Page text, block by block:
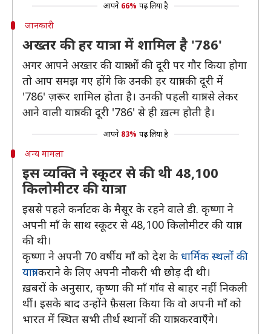
आपने 66% पढ़ लिया है
जानकारी
अख्तर की हर यात्रा में शामिल है '786'
अगर आपने अख्तर की यात्राओं की दूरी पर गौर किया होगा
तो आप समझ गए होंगे कि उनकी हर यात्रा की दूरी में
'786' ज़रूर शामिल होता है। उनकी पहली यात्रा से लेकर
आने वाली यात्रा की दूरी '786' से ही ख़त्म होती है।
आपने 83% पढ़ लिया है
अन्य मामला
इस व्यक्ति ने स्कूटर से की थी 48,100
किलोमीटर की यात्रा
इससे पहले कर्नाटक के मैसूर के रहने वाले डी. कृष्णा ने
अपनी माँ के साथ स्कूटर से 48,100 किलोमीटर की यात्रा
की थी।
कृष्णा ने अपनी 70 वर्षीय माँ को देश के धार्मिक स्थलों की
यात्राकराने के लिए अपनी नौकरी भी छोड़ दी थी।
ख़बरों के अनुसार, कृष्णा की माँ गाँव से बाहर नहीं निकली
थीं। इसके बाद उन्होंने फ़ैसला किया कि वो अपनी माँ को
भारत में स्थित सभी तीर्थ स्थानों की यात्रा करवाएँगे।